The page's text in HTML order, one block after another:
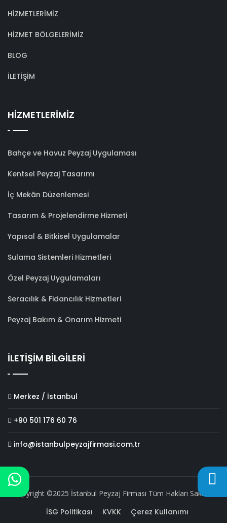
HİZMETLERİMİZ
HİZMET BÖLGELERİMİZ
BLOG
İLETİŞİM
HİZMETLERİMİZ
Bahçe ve Havuz Peyzaj Uygulaması
Kentsel Peyzaj Tasarımı
İç Mekân Düzenlemesi
Tasarım & Projelendirme Hizmeti
Yapısal & Bitkisel Uygulamalar
Sulama Sistemleri Hizmetleri
Özel Peyzaj Uygulamaları
Seracılık & Fidancılık Hizmetleri
Peyzaj Bakım & Onarım Hizmeti
İLETİŞİM BİLGİLERİ
Merkez / İstanbul
+90 501 176 60 76
info@istanbulpeyzajfirmasi.com.tr
Copyright ©2025 İstanbul Peyzaj Firması Tüm Hakları Saklıdır.
İSG Politikası KVKK Çerez Kullanımı